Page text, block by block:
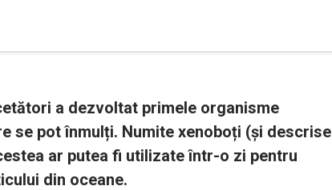
a dezvoltat primele organisme
se pot înmulți. Numite xenoboți (și descrise
ar putea fi utilizate într-o zi pentru
din oceane.